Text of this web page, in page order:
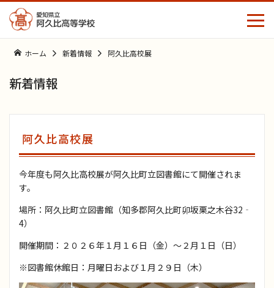
中学生の
皆さんへ
学校案内
教育課程
部活動
ホーム 新着情報 阿久比高校展
新着情報
阿久比高校展
今年度も阿久比高校展が阿久比町立図書館にて開催されま
す。
場所：阿久比町立図書館（知多郡阿久比町卯坂栗之木谷32‐
4）
開催期間：２０２６年１月１６日（金）～２月１日（日）
※図書館休館日：月曜日および１月２９日（木）